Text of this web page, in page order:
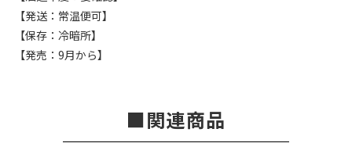
【発送：常温便可】
【保存：冷暗所】
【発売：9月から】
関連商品